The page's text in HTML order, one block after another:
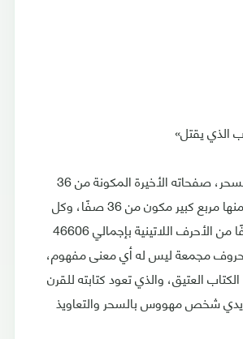
كتاب غامض عن السحر، صفحاته الأخيرة المكونة من 36
صفحة بكل واحدة منها مربع كبير مكون من 36 صفًا، وكل
صف يحوي 36 حرفًا من الأحرف اللاتينية بإجمالي 46606
مجمعة ليس له أي معنى مفهوم،
العتيق، والذي تعود كتابته للقرن
شخص مهووس بالسحر والتعاويذ